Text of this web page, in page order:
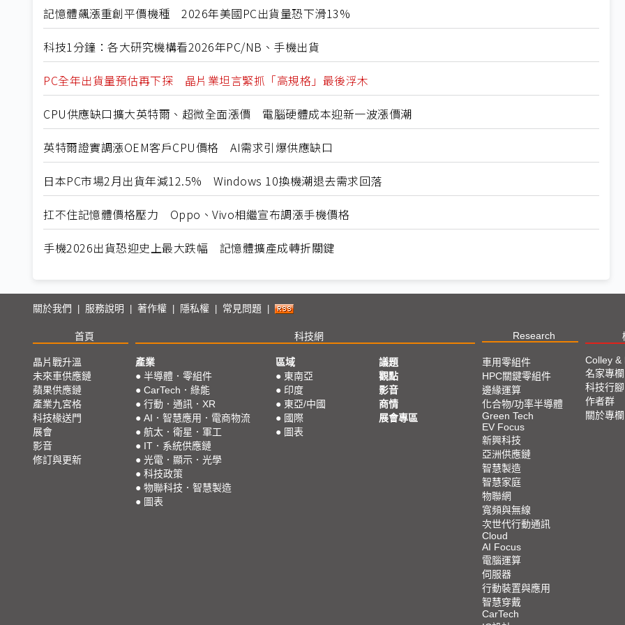
記憶體飆漲重創平價機種 2026年美國PC出貨量恐下滑13%
科技1分鐘：各大研究機構看2026年PC/NB、手機出貨
PC全年出貨量預估再下探 晶片業坦言緊抓「高規格」最後浮木
CPU供應缺口擴大英特爾、超微全面漲價 電腦硬體成本迎新一波漲價潮
英特爾證實調漲OEM客戶CPU價格 AI需求引爆供應缺口
日本PC市場2月出貨年減12.5% Windows 10換機潮退去需求回落
扛不住記憶體價格壓力 Oppo、Vivo相繼宣布調漲手機價格
手機2026出貨恐迎史上最大跌幅 記憶體擴產成轉折關鍵
關於我們 服務說明 著作權 隱私權 常見問題
首頁 科技網 Research
晶片戰升溫
未來車供應鏈
蘋果供應鏈
產業九宮格
科技椽送門
展會
影音
修訂與更新
產業
● 半導體．零組件
● CarTech．綠能
● 行動．通訊．XR
● AI．智慧應用．電商物流
● 航太．衛星．軍工
● IT．系統供應鏈
● 光電．顯示．光學
● 科技政策
● 物聯科技．智慧製造
● 圖表
區域
● 東南亞
● 印度
● 東亞/中國
● 國際
● 圖表
議題
觀點
影音
商情
展會專區
車用零組件
HPC關鍵零組件
邊緣運算
化合物/功率半導體
Green Tech
EV Focus
新興科技
亞洲供應鏈
智慧製造
智慧家庭
物聯網
寬頻與無線
次世代行動通訊
Cloud
AI Focus
電腦運算
伺服器
行動裝置與應用
智慧穿戴
CarTech
Colley &
名家專欄
科技行腳
作者群
關於專欄